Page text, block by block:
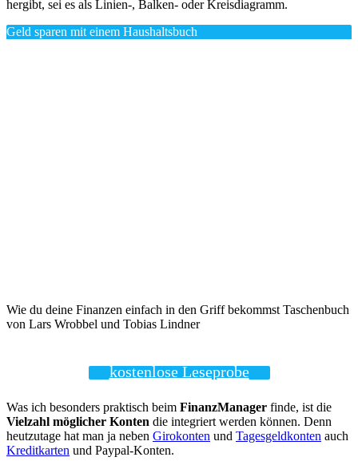
hergibt, sei es als Linien-, Balken- oder Kreisdiagramm.
Geld sparen mit einem Haushaltsbuch
Wie du deine Finanzen einfach in den Griff bekommst Taschenbuch
von Lars Wrobbel und Tobias Lindner
kostenlose Leseprobe
Was ich besonders praktisch beim FinanzManager finde, ist die
Vielzahl möglicher Konten die integriert werden können. Denn
heutzutage hat man ja neben Girokonten und Tagesgeldkonten auch
Kreditkarten und Paypal-Konten.